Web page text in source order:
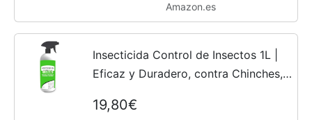
Amazon.es
Insecticida Control de Insectos 1L |
Eficaz y Duradero, contra Chinches,
Ácaros, Gorgojos, Polillas, Moscas...
19,80€